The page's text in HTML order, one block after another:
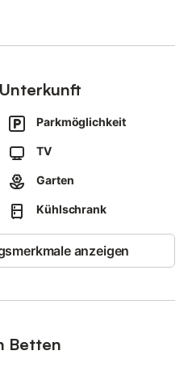
elektrische Kaffeemaschine).
Zimmer mit 2 Betten.
Sauna, Kinderhochstuhl,
beachten: Nichtraucher-
Parkmöglichkeit
TV
Garten
Kühlschrank
anzeigen
Betten